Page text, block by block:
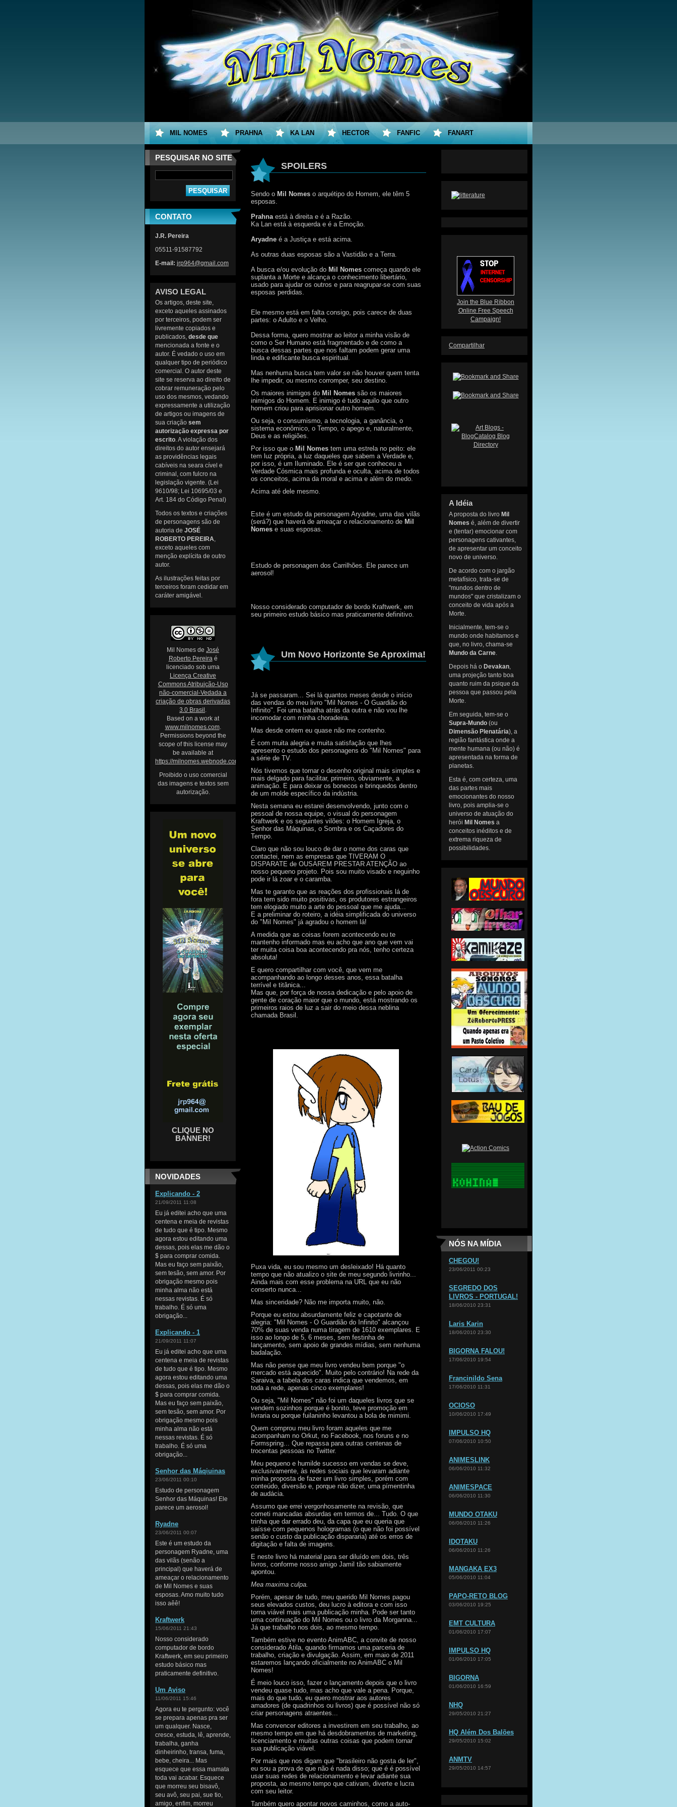
PESQUISAR NO SITE
CONTATO
J.R. Pereira
05511-91587792
E-mail: jrp964@gmail.com
AVISO LEGAL
Os artigos, deste site,
exceto aqueles assinados
por terceiros, podem ser
livremente copiados e
publicados, desde que
mencionada a fonte e o
autor. É vedado o uso em
qualquer tipo de periódico
comercial. O autor deste
site se reserva ao direito de
cobrar remuneração pelo
uso dos mesmos, vedando
expressamente a utilização
de artigos ou imagens de
sua criação sem
autorização expressa por
escrito. A violação dos
direitos do autor ensejará
as providências legais
cabíveis na seara cível e
criminal, com fulcro na
legislação vigente. (Lei
9610/98; Lei 10695/03 e
Art. 184 do Código Penal)
Todos os textos e criações
de personagens são de
autoria de JOSÉ
ROBERTO PEREIRA,
exceto aqueles com
menção explícita de outro
autor.
As ilustrações feitas por
terceiros foram cedidar em
caráter amigável.
Mil Nomes de José
Roberto Pereiraé
licenciado sob uma
Licença Creative
Commons Atribuição-Uso
não-comercial-Vedada a
criação de obras derivadas
3.0 Brasil .
Based on a work at
www.milnomes.com.
Permissions beyond the
scope of this license may
be available at
https://milnomes.webnode.com
Proibido o uso comercial
das imagens e textos sem
autorização.
CLIQUE NO
BANNER!
NOVIDADES
Explicando - 2
21/09/2011 11:08
Eu já editei acho que uma
centena e meia de revistas
de tudo que é tipo. Mesmo
agora estou editando uma
dessas, pois elas me dão o
$ para comprar comida.
Mas eu faço sem paixão,
sem tesão, sem amor. Por
obrigação mesmo pois
minha alma não está
nessas revistas. É só
trabalho. É só uma
obrigação...
Explicando - 1
21/09/2011 11:07
Eu já editei acho que uma
centena e meia de revistas
de tudo que é tipo. Mesmo
agora estou editando uma
dessas, pois elas me dão o
$ para comprar comida.
Mas eu faço sem paixão,
sem tesão, sem amor. Por
obrigação mesmo pois
minha alma não está
nessas revistas. É só
trabalho. É só uma
obrigação...
Senhor das Máqiuinas
23/06/2011 00:10
Estudo de personagem
Senhor das Máquinas! Ele
parece um aerosol!
Ryadne
23/06/2011 00:07
Este é um estudo da
personagem Ryadne, uma
das vilãs (senão a
principal) que haverá de
ameaçar o relacionamento
de Mil Nomes e suas
esposas. Amo muito tudo
isso aêê!
Kraftwerk
15/06/2011 21:43
Nosso considerado
computador de bordo
Kraftwerk, em seu primeiro
estudo básico mas
praticamente definitivo.
Um Aviso
11/06/2011 15:46
Agora eu te pergunto: você
se prepara apenas pra ser
um qualquer. Nasce,
cresce, estuda, lê, aprende,
trabalha, ganha
dinheirinho, transa, fuma,
bebe, cheira... Mas
esquece que essa mamata
toda vai acabar. Esquece
que morreu seu bisavô,
seu avô, seu pai, sue tio,
amigo, enfim, morreu
SPOILERS
Sendo o Mil Nomes o arquétipo do Homem, ele têm 5
esposas.
Prahna está à direita e é a Razão.
Ka Lan está à esquerda e é a Emoção.
Aryadne é a Justiça e está acima.
As outras duas esposas são a Vastidão e a Terra.
A busca e/ou evolução do Mil Nomes começa quando ele
suplanta a Morte e alcança o conhecimento libertário,
usado para ajudar os outros e para reagrupar-se com suas
esposas perdidas.
Ele mesmo está em falta consigo, pois carece de duas
partes: o Adulto e o Velho.
Dessa forma, quero mostrar ao leitor a minha visão de
como o Ser Humano está fragmentado e de como a
busca dessas partes que nos faltam podem gerar uma
linda e edificante busca espiritual.
Mas nenhuma busca tem valor se não houver quem tenta
lhe impedir, ou mesmo corromper, seu destino.
Os maiores inimigos do Mil Nomes são os maiores
inimigos do Homem. E inimigo é tudo aquilo que outro
homem criou para aprisionar outro homem.
Ou seja, o consumismo, a tecnologia, a ganância, o
sistema econômico, o Tempo, o apego e, naturalmente,
Deus e as religiões.
Por isso que o Mil Nomes tem uma estrela no peito: ele
tem luz própria, a luz daqueles que sabem a Verdade e,
por isso, é um Iluminado. Ele é ser que conheceu a
Verdade Cósmica mais profunda e oculta, acima de todos
os conceitos, acima da moral e acima e além do medo.
Acima até dele mesmo.
Este é um estudo da personagem Aryadne, uma das vilãs
(será?) que haverá de ameaçar o relacionamento de Mil
Nomes e suas esposas.
Estudo de personagem dos Carrilhões. Ele parece um
aerosol!
Nosso considerado computador de bordo Kraftwerk, em
seu primeiro estudo básico mas praticamente definitivo.
Um Novo Horizonte Se Aproxima!
Já se passaram... Sei lá quantos meses desde o início
das vendas do meu livro "Mil Nomes - O Guardião do
Infinito". Foi uma batalha atrás da outra e não vou lhe
incomodar com minha choradeira.
Mas desde ontem eu quase não me contenho.
É com muita alegria e muita satisfação que lhes
apresento o estudo dos personagens do "Mil Nomes" para
a série de TV.
Nós tivemos que tornar o desenho original mais simples e
mais delgado para facilitar, primeiro, obviamente, a
animação. E para deixar os bonecos e brinquedos dentro
de um molde específico da indústria.
Nesta semana eu estarei desenvolvendo, junto com o
pessoal de nossa equipe, o visual do personagem
Kraftwerk e os seguintes vilões: o Homem Igreja, o
Senhor das Máquinas, o Sombra e os Caçadores do
Tempo.
Claro que não sou louco de dar o nome dos caras que
contactei, nem as empresas que TIVERAM O
DISPARATE de OUSAREM PRESTAR ATENÇÃO ao
nosso pequeno projeto. Pois sou muito visado e neguinho
pode ir lá zoar e o caramba.
Mas te garanto que as reações dos profissionais lá de
fora tem sido muito positivas, os produtores estrangeiros
tem elogiado muito a arte do pessoal que me ajuda...
E a preliminar do roteiro, a idéia simplificada do universo
do "Mil Nomes" já agradou o homem lá!
A medida que as coisas forem acontecendo eu te
mantenho informado mas eu acho que ano que vem vai
ter muita coisa boa acontecendo pra nós, tenho certeza
absoluta!
E quero compartilhar com você, que vem me
acompanhando ao longo desses anos, essa batalha
terrível e titânica...
Mas que, por força de nossa dedicação e pelo apoio de
gente de coração maior que o mundo, está mostrando os
primeiros raios de luz a sair do meio dessa neblina
chamada Brasil.
Puxa vida, eu sou mesmo um desleixado! Há quanto
tempo que não atualizo o site de meu segundo livrinho...
Ainda mais com esse problema na URL que eu não
conserto nunca...
Mas sinceridade? Não me importa muito, não.
Porque eu estou absurdamente feliz e capotante de
alegria: "Mil Nomes - O Guardião do Infinito" alcançou
70% de suas venda numa tiragem de 1610 exemplares. E
isso ao longo de 5, 6 meses, sem festinha de
lançamento, sem apoio de grandes mídias, sem nenhuma
badalação.
Mas não pense que meu livro vendeu bem porque "o
mercado está aquecido". Muito pelo contrário! Na rede da
Saraiva, a tabela dos caras indica que vendemos, em
toda a rede, apenas cinco exemplares!
Ou seja, "Mil Nomes" não foi um daqueles livros que se
vendem sozinhos porque é bonito, teve promoção em
livraria ou porque fuilaninho levantou a bola de mimimi.
Quem comprou meu livro foram aqueles que me
acompanham no Orkut, no Facebook, nos foruns e no
Formspring... Que repassa para outras centenas de
trocentas pessoas no Twitter.
Meu pequeno e humilde sucesso em vendas se deve,
exclusivamente, às redes sociais que levaram adiante
minha proposta de fazer um livro simples, porém com
conteúdo, diversão e, porque não dizer, uma pímentinha
de audácia.
Assumo que errei vergonhosamente na revisão, que
cometi mancadas absurdas em termos de... Tudo. O que
trinha que dar errado deu, da capa que eu queria que
saísse com pequenos hologramas (o que não foi possível
senão o custo da publicação dispararia) até os erros de
digitação e falta de imagens.
E neste livro há material para ser diluído em dois, três
livros, conforme nosso amigo Jamil tão sabiamente
apontou.
Mea maxima culpa.
Porém, apesar de tudo, meu querido Mil Nomes pagou
seus elevados custos, deu lucro à editora e com isso
torna viável mais uma publicação minha. Pode ser tanto
uma continuação do Mil Nomes ou o livro da Morganna...
Já que trabalho nos dois, ao mesmo tempo.
Também estive no evento AnimABC, a convite de nosso
considerado Átila, quando firmamos uma parceria de
trabalho, criação e divulgação. Assim, em maio de 2011
estaremos lançando oficialmente no AnimABC o Mil
Nomes!
É meio louco isso, fazer o lançamento depois que o livro
vendeu quase tudo, mas acho que vale a pena. Porque,
mais do que tudo, eu quero mostrar aos autores
amadores (de quadrinhos ou livros) que é possível não só
criar personagens atraentes...
Mas convencer editores a investirem em seu trabalho, ao
mesmo tempo em que há desdobramentos de marketing,
licenciamento e muitas outras coisas que podem tornar
sua publicação viável.
Por mais que nos digam que "brasileiro não gosta de ler",
eu sou a prova de que não é nada disso; que é é possível
usar suas redes de relacionamento e levar adiante sua
proposta, ao mesmo tempo que cativam, diverte e lucra
com seu leitor.
Também quero apontar novos caminhos, como a auto-
Join the Blue Ribbon
Online Free Speech
Campaign!
Compartilhar
A Idéia
A proposta do livro Mil
Nomes é, além de divertir
e (tentar) emocionar com
personagens cativantes,
de apresentar um conceito
novo de universo.
De acordo com o jargão
metafísico, trata-se de
"mundos dentro de
mundos" que cristalizam o
conceito de vida após a
Morte.
Inicialmente, tem-se o
mundo onde habitamos e
que, no livro, chama-se
Mundo da Carne.
Depois há o Devakan,
uma projeção tanto boa
quanto ruim da psique da
pessoa que passou pela
Morte.
Em seguida, tem-se o
Supra-Mundo (ou
Dimensão Plenatária), a
região fantástica onde a
mente humana (ou não) é
apresentada na forma de
planetas.
Esta é, com certeza, uma
das partes mais
emocionantes do nosso
livro, pois amplia-se o
universo de atuação do
herói Mil Nomes a
conceitos inéditos e de
extrema riqueza de
possibilidades.
NÓS NA MÍDIA
CHEGOU!
23/06/2011 00:23
SEGREDO DOS
LIVROS - PORTUGAL!
18/06/2010 23:31
Laris Karin
18/06/2010 23:30
BIGORNA FALOU!
17/06/2010 19:54
Francinildo Sena
17/06/2010 11:31
OCIOSO
10/06/2010 17:49
IMPULSO HQ
07/06/2010 10:50
ANIMESLINK
06/06/2010 11:32
ANIMESPACE
06/06/2010 11:30
MUNDO OTAKU
06/06/2010 11:26
IDOTAKU
06/06/2010 11:26
MANGAKA EX3
05/06/2010 11:04
PAPO-RETO BLOG
03/06/2010 19:25
EMT CULTURA
01/06/2010 17:07
IMPULSO HQ
01/06/2010 17:05
BIGORNA
01/06/2010 16:59
NHQ
29/05/2010 21:27
HQ Além Dos Balões
29/05/2010 15:02
ANMTV
29/05/2010 14:57
MIL NOMES PRAHNA KA LAN HECTOR FANFIC FANART